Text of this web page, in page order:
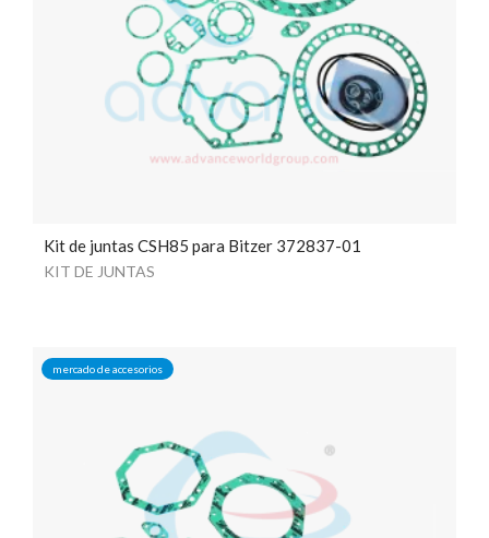
Kit de juntas CSH85 para Bitzer 372837-01
KIT DE JUNTAS
mercado de accesorios